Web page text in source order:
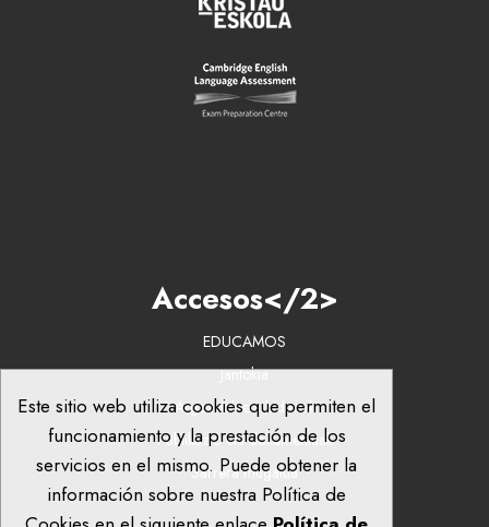
Accesos</2>
EDUCAMOS
Jantokia
Argazkiak eta bideoak
Publikazio eta dokumentuak
Sarrera mugatua
Este sitio web utiliza cookies que permiten el
funcionamiento y la prestación de los
servicios en el mismo. Puede obtener la
información sobre nuestra Política de